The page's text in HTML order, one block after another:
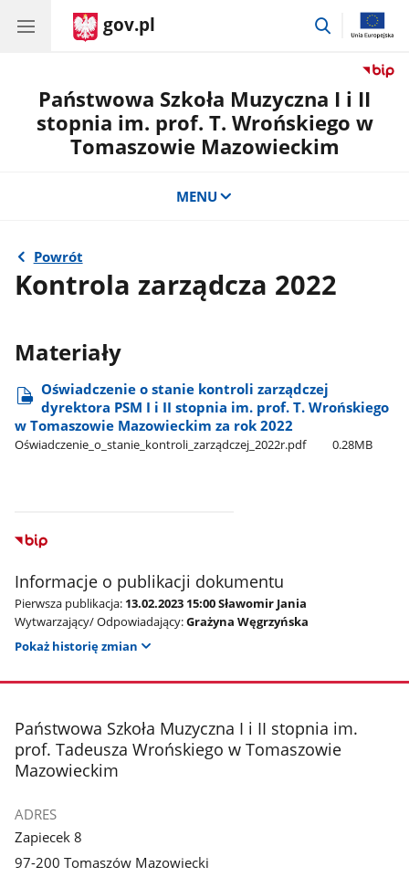
gov.pl
przejdź
Państwowa Szkoła Muzyczna I i II
stopnia im. prof. T. Wrońskiego w
Tomaszowie Mazowieckim
MENU
Powrót
Kontrola zarządcza 2022
Materiały
Oświadczenie o stanie kontroli zarządczej
dyrektora PSM I i II stopnia im. prof. T. Wrońskiego
w Tomaszowie Mazowieckim za rok 2022
Oświadczenie​_o​_stanie​_kontroli​_zarządczej​_2022r.pdf 0.28MB
Informacje o publikacji dokumentu
Pierwsza publikacja: 13.02.2023 15:00 Sławomir Jania
Wytwarzający/ Odpowiadający:Grażyna Węgrzyńska
Pokaż historię zmian
stopka
Państwowa Szkoła Muzyczna I i II stopnia im.
prof. Tadeusza Wrońskiego w Tomaszowie
Mazowieckim
ADRES
Zapiecek 8
97-200 Tomaszów Mazowiecki